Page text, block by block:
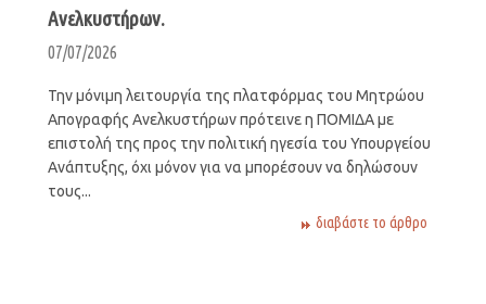
Aνελκυστήρων.
07/07/2026
Την μόνιμη λειτουργία της πλατφόρμας του Μητρώου
Απογραφής Ανελκυστήρων πρότεινε η ΠΟΜΙΔΑ με
επιστολή της προς την πολιτική ηγεσία του Υπουργείου
Ανάπτυξης, όχι μόνον για να μπορέσουν να δηλώσουν
τους...
διαβάστε το άρθρο